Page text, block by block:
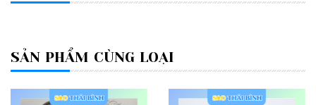
SẢN PHẨM CÙNG LOẠI